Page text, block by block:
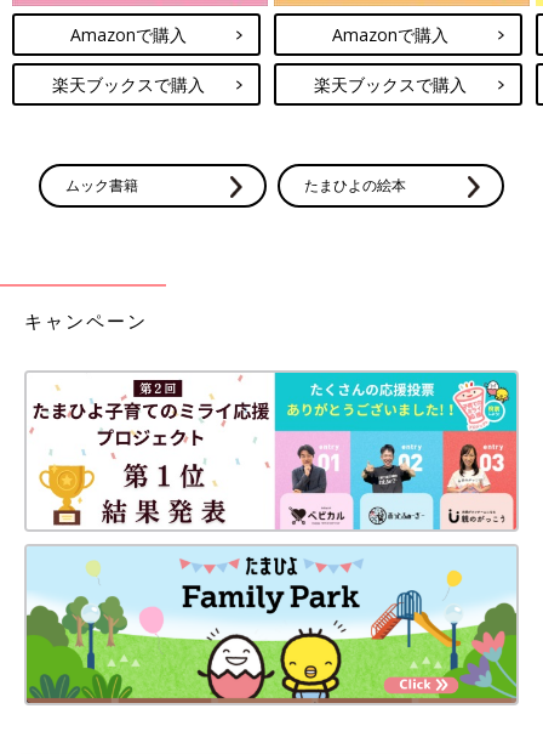
Amazonで購入
楽天ブックスで購入
Amazonで購入
楽天ブックスで購入
ムック書籍 たまひよの絵本
キャンペーン